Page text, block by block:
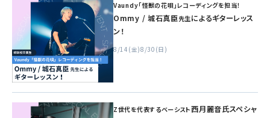
Vaundy「怪獣の花唄」レコーディングを担当！
Ommy / 城石真臣先生によるギターレッス
ン！
8/14(金)8/30(日)
Z世代を代表するベーシスト西月麗音氏スペシャ